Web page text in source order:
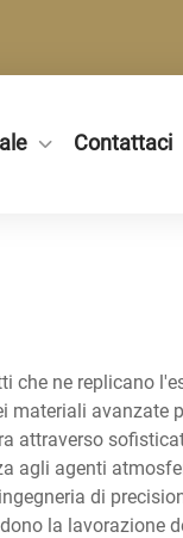
Contattaci
che ne replicano
avanzate
attraverso
agli agenti
di
la lavorazione